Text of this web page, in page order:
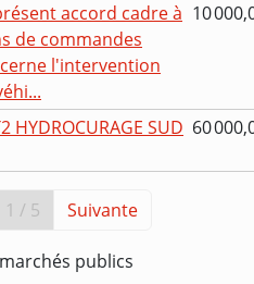
accord cadre à
de commandes
l'intervention
10
HYDROCURAGE SUD 60
1 / 5 Suivante
publics